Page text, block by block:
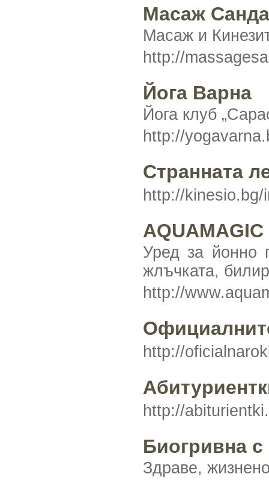
Масаж
Масаж и
http://
Йога Варна
Йога клуб
http://
Странната
http://
Уред за йонно
жлъчката,
http://
http://
http://
Биогривна с
Здраве,